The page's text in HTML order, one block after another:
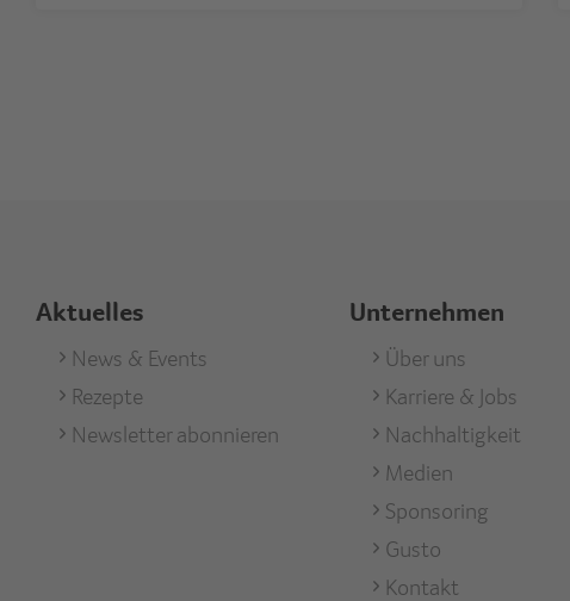
Aktuelles
Footer
Aktuell
News & Events
Rezepte
Newsletter abonnieren
Unternehmen
Footer
Unternehmen
Über uns
Karriere & Jobs
Nachhaltigkeit
Medien
Sponsoring
Gusto
Kontakt